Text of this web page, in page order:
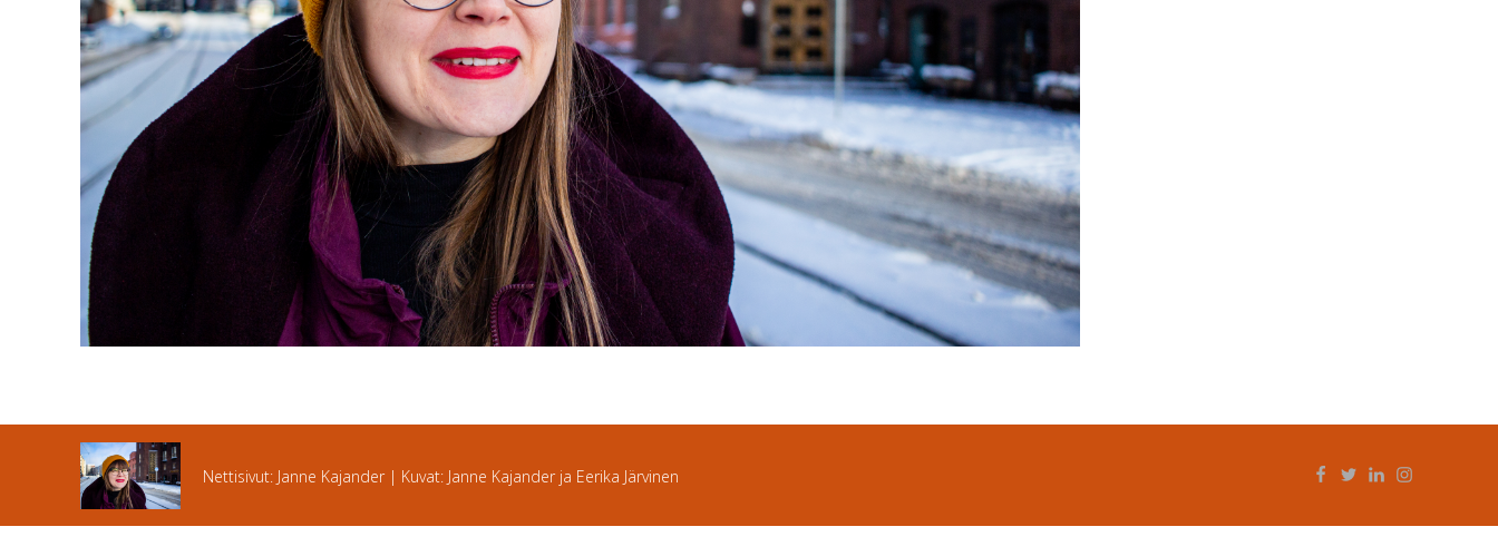
Nettisivut: Janne Kajander | Kuvat: Janne Kajander ja Eerika Järvinen